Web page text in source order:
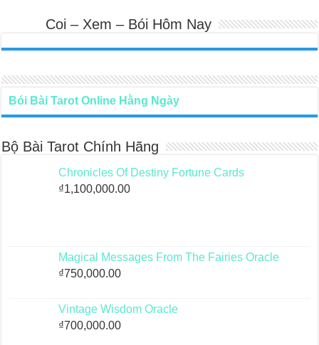
Coi – Xem – Bói Hôm Nay
Bói Bài Tarot Online Hằng Ngày
Bộ Bài Tarot Chính Hãng
Chronicles Of Destiny Fortune Cards
₫1,100,000.00
Magical Messages From The Fairies Oracle
₫750,000.00
Vintage Wisdom Oracle
₫700,000.00